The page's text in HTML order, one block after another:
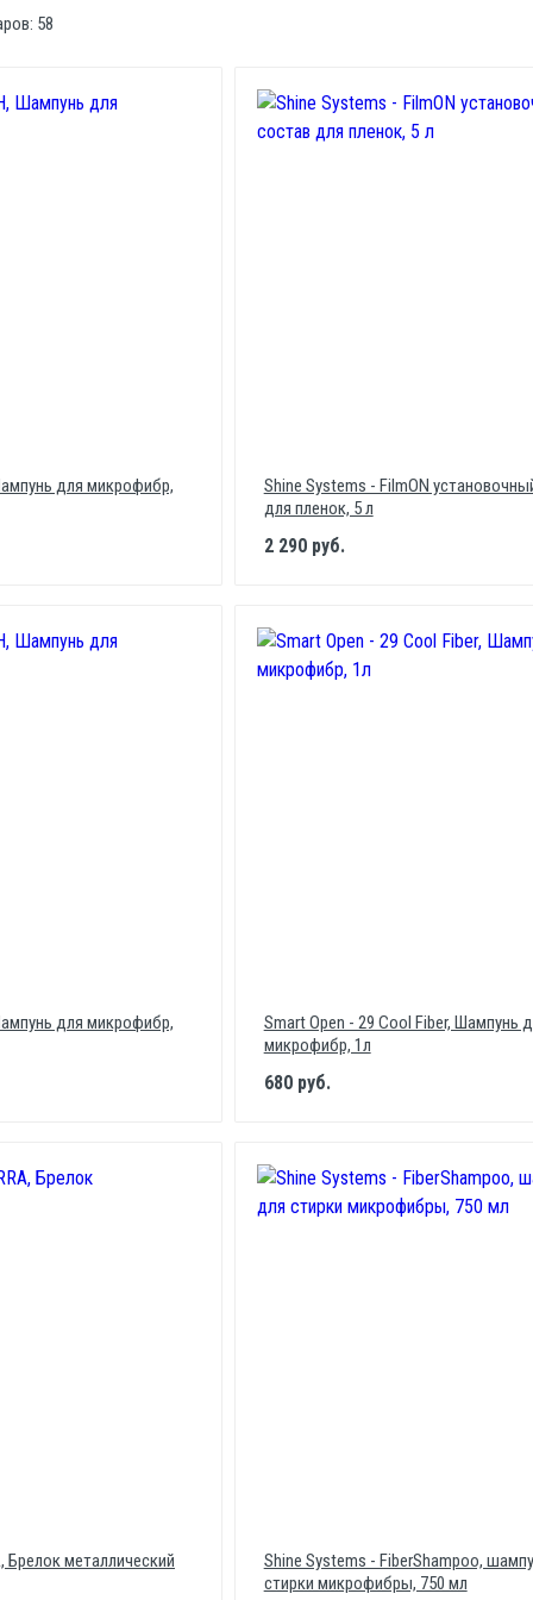
58
для микрофибр,
Shine Systems - FilmON
для пленок, 5 л
2 290 руб.
для микрофибр,
Smart Open - 29 Cool Fiber, Шампунь
микрофибр, 1л
680 руб.
Брелок металлический
Shine Systems - FiberShampoo,
стирки микрофибры, 750 мл